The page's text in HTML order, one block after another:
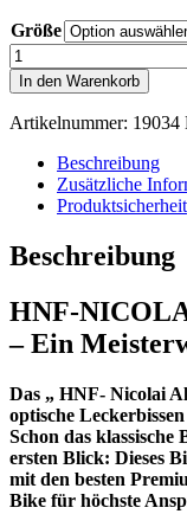
Größe
HNF-
Nicolai
UD4
All
Rohloff
Menge
In den Warenkorb
Artikelnummer: 19034
Beschreibung
Zusätzliche
Produktsicherheit
Beschreibung
HNF-
– Ein
Das „ HNF- Nicolai
optische
Schon das
ersten Blick: Dieses
mit den besten
Bike für höchste